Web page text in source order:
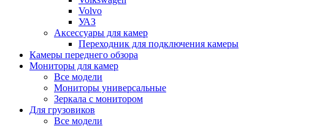
Volvo
УАЗ
Аксессуары для камер
Переходник для подключения камеры
Камеры переднего обзора
Мониторы для камер
Все модели
Мониторы универсальные
Зеркала с монитором
Для грузовиков
Все модели